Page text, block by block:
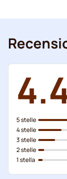
5 stelle
4 stelle
3 stelle
2 stelle
1 stella